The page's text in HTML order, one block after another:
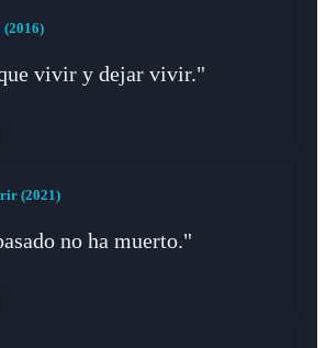
vivir y dejar vivir."
(2021)
no ha muerto."